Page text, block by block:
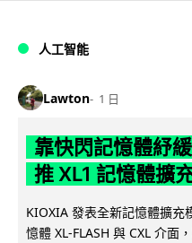
人工智能
Lawton 1 日
靠快閃記憶體紓
推 XL1 記憶體擴
KIOXIA 發表全新記憶體擴充
憶體 XL-FLASH 與 CXL 介面